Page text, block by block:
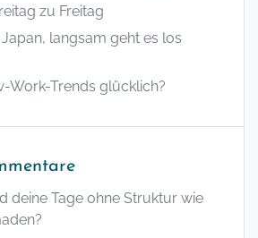
zu Freitag
langsam geht es los
Work-Trends glücklich?
deine Tage ohne Struktur wie